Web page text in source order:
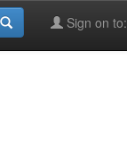
Sign on to: